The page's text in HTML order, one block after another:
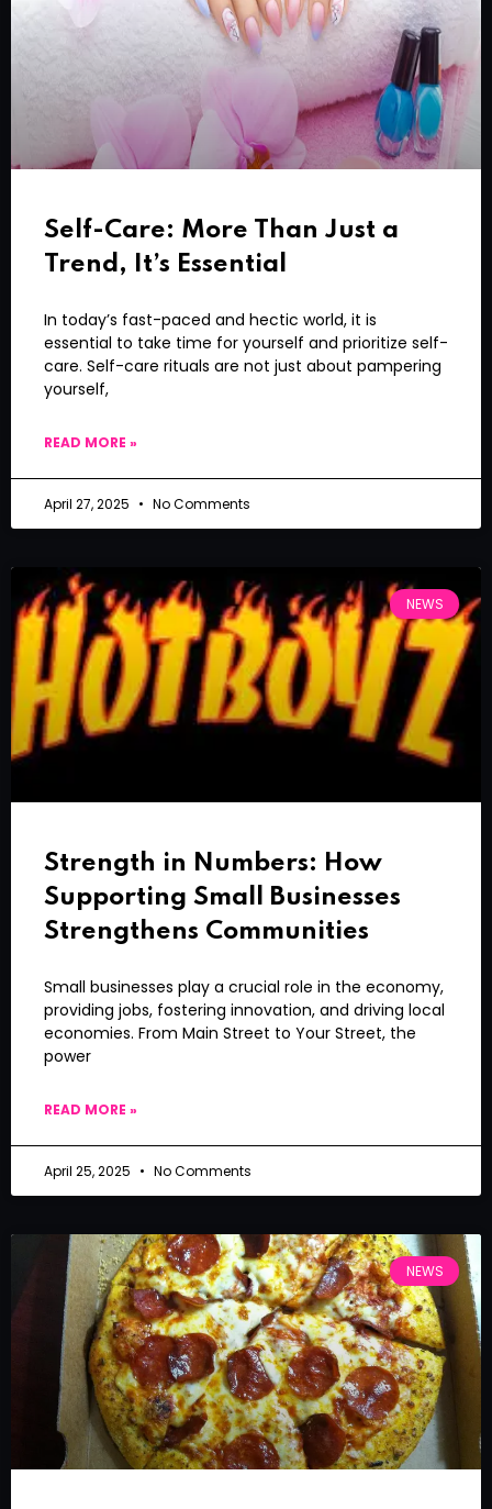
Self-Care: More Than Just a
Trend, It’s Essential
In today’s fast-paced and hectic world, it is
essential to take time for yourself and prioritize self-
care. Self-care rituals are not just about pampering
yourself,
READ MORE »
April 27, 2025 No Comments
NEWS
Strength in Numbers: How
Supporting Small Businesses
Strengthens Communities
Small businesses play a crucial role in the economy,
providing jobs, fostering innovation, and driving local
economies. From Main Street to Your Street, the
power
READ MORE »
April 25, 2025 No Comments
NEWS